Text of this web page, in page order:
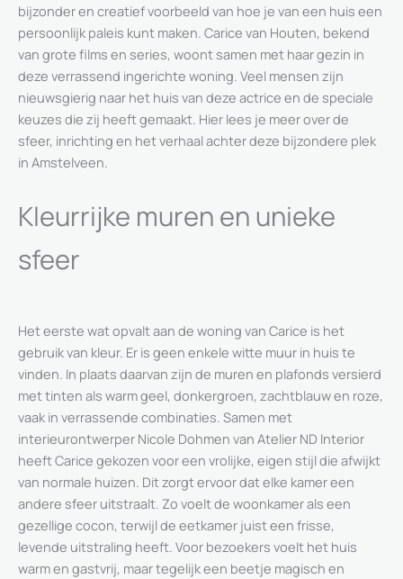
bijzonder en creatief voorbeeld van hoe je van een huis een
persoonlijk paleis kunt maken. Carice van Houten, bekend
van grote films en series, woont samen met haar gezin in
deze verrassend ingerichte woning. Veel mensen zijn
nieuwsgierig naar het huis van deze actrice en de speciale
keuzes die zij heeft gemaakt. Hier lees je meer over de
sfeer, inrichting en het verhaal achter deze bijzondere plek
in Amstelveen.
Kleurrijke muren en unieke
sfeer
Het eerste wat opvalt aan de woning van Carice is het
gebruik van kleur. Er is geen enkele witte muur in huis te
vinden. In plaats daarvan zijn de muren en plafonds versierd
met tinten als warm geel, donkergroen, zachtblauw en roze,
vaak in verrassende combinaties. Samen met
interieurontwerper Nicole Dohmen van Atelier ND Interior
heeft Carice gekozen voor een vrolijke, eigen stijl die afwijkt
van normale huizen. Dit zorgt ervoor dat elke kamer een
andere sfeer uitstraalt. Zo voelt de woonkamer als een
gezellige cocon, terwijl de eetkamer juist een frisse,
levende uitstraling heeft. Voor bezoekers voelt het huis
warm en gastvrij, maar tegelijk een beetje magisch en